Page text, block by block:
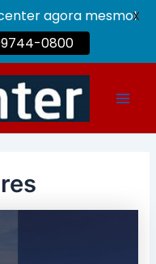
agora mesmo!
0800
X